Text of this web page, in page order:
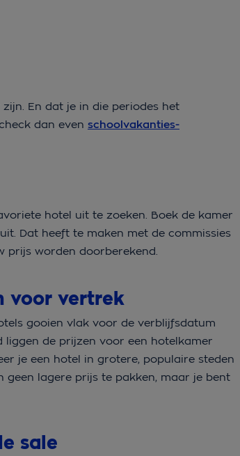
En dat je in die periodes het
dan even schoolvakanties-
hotel uit te zoeken. Boek de kamer
Dat heeft te maken met de commissies
prijs worden doorberekend.
voor vertrek
gooien vlak voor de verblijfsdatum
de prijzen voor een hotelkamer
je een hotel in grotere, populaire steden
geen lagere prijs te pakken, maar je bent
sale